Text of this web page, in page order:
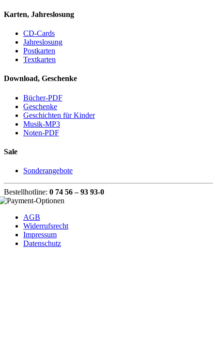
Karten, Jahreslosung
CD-Cards
Jahreslosung
Postkarten
Textkarten
Download, Geschenke
Bücher-PDF
Geschenke
Geschichten für Kinder
Musik-MP3
Noten-PDF
Sale
Sonderangebote
Bestellhotline: 0 74 56 – 93 93-0
AGB
Widerrufsrecht
Impressum
Datenschutz